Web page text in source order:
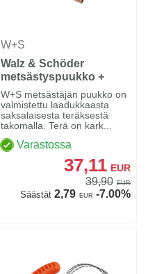
W+S
Walz & Schöder
metsästyspuukko +
saapassukat
W+S metsästäjän puukko on
valmistettu laadukkaasta
saksalaisesta teräksestä
takomalla. Terä on kark...
Varastossa
37,11 EUR
39,90 EUR
Säästät2,79 EUR -7.00%